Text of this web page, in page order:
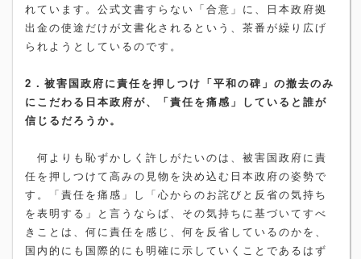
れています。公式文書すらない「合意」に、日本政府拠
出金の使途だけが文書化されるという、茶番が繰り広げ
られようとしているのです。
2．被害国政府に責任を押しつけ「平和の碑」の撤去のみ
にこだわる日本政府が、「責任を痛感」していると誰が
信じるだろうか。
何よりも恥ずかしく許しがたいのは、被害国政府に責
任を押しつけて高みの見物を決め込む日本政府の姿勢で
す。「責任を痛感」し「心からのお詫びと反省の気持ち
を表明する」と言うならば、その気持ちに基づいてすべ
きことは、何に責任を感じ、何を反省しているのかを、
国内的にも国際的にも明確に示していくことであるはず